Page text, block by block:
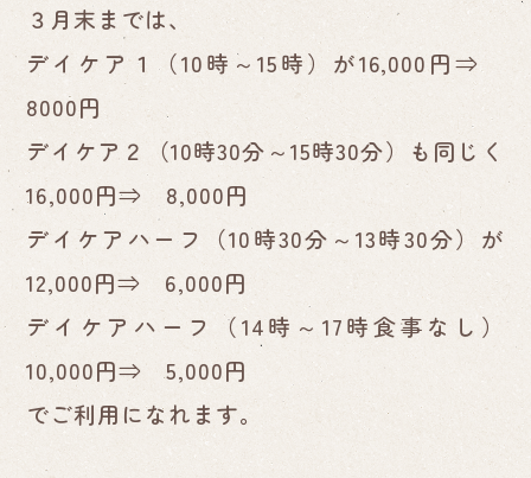
３月末までは、
デイケア１（10時～15時）が16,000円⇒
8000円
デイケア２（10時30分～15時30分）も同じく
16,000円⇒ 8,000円
デイケアハーフ（10時30分～13時30分）が
12,000円⇒ 6,000円
デイケアハーフ（14時～17時食事なし）
10,000円⇒ 5,000円
でご利用になれます。